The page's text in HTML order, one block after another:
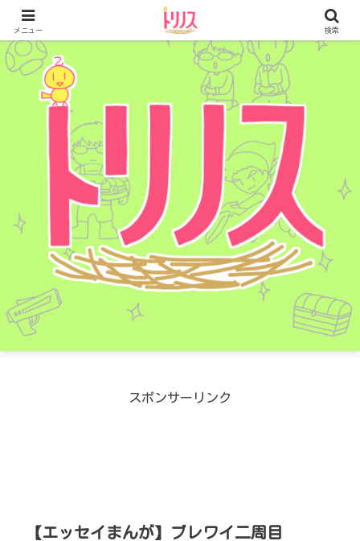
スポンサーリンク
【エッセイまんが】ブレワイ二周目
メニュー 検索